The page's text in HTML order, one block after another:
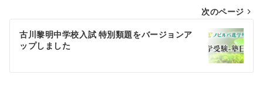
ビ
ゲ
シ
次のページ
古川黎明中学校入試 特別類題をバージョンア
ップしました